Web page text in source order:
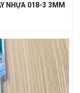
NHỰA 018-3 3MM